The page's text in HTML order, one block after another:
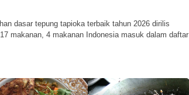
dasar tepung tapioka terbaik tahun 2026 dirilis
makanan, 4 makanan Indonesia masuk dalam daftar